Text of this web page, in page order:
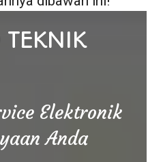
Elektronik
Anda